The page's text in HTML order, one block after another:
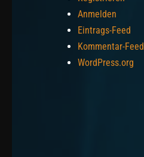
Anmelden
Eintrags-Feed
Kommentar-Feed
WordPress.org